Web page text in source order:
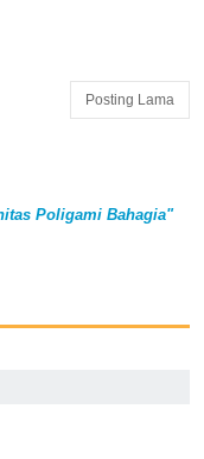
Posting Lama
Poligami Bahagia"